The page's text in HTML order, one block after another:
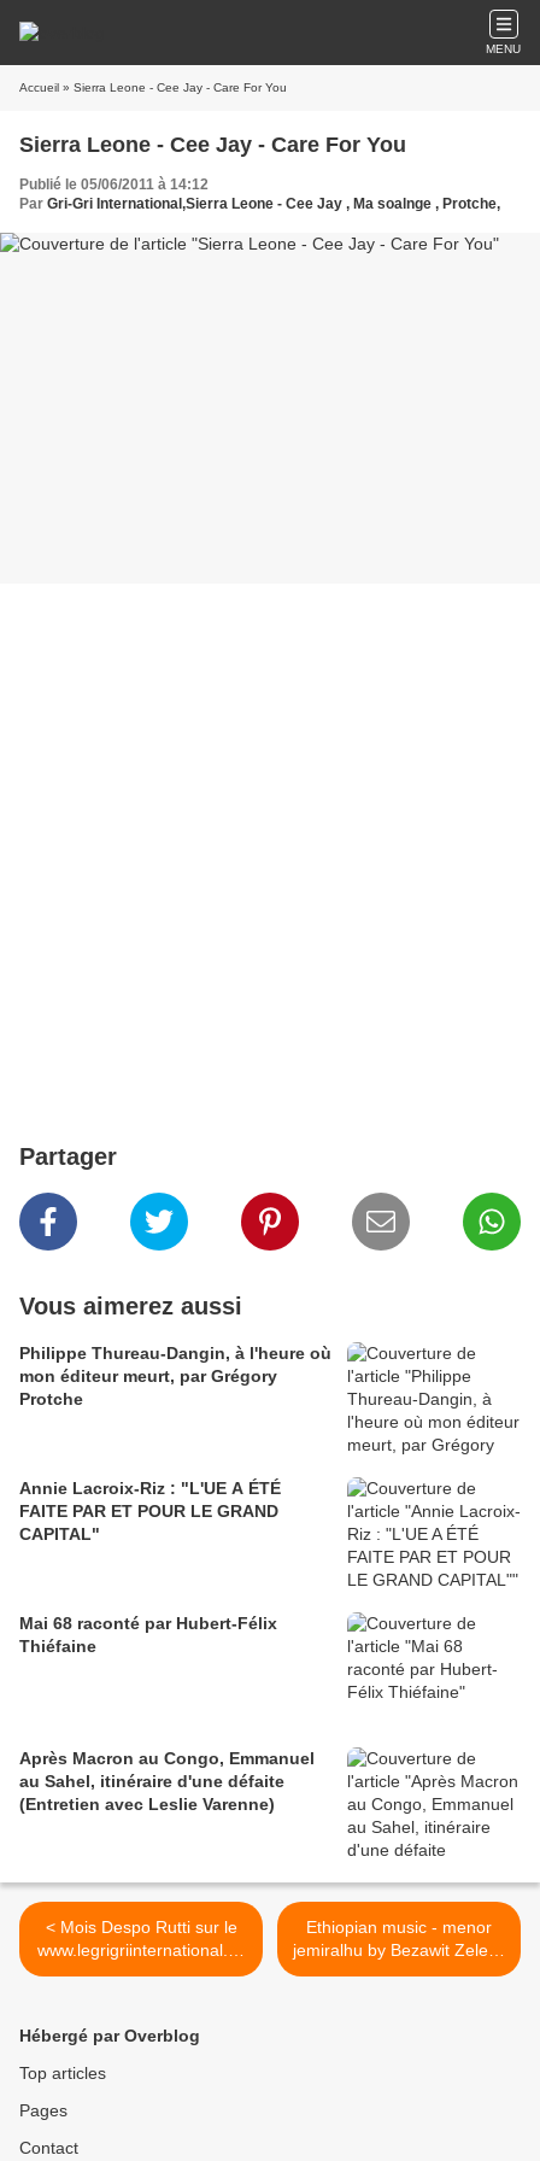
MENU
Accueil » Sierra Leone - Cee Jay - Care For You
Sierra Leone - Cee Jay - Care For You
Publié le 05/06/2011 à 14:12
Par Gri-Gri International,Sierra Leone - Cee Jay , Ma soalnge , Protche,
Partager
Vous aimerez aussi
Philippe Thureau-Dangin, à l'heure où
mon éditeur meurt, par Grégory
Protche
Annie Lacroix-Riz : "L'UE A ÉTÉ
FAITE PAR ET POUR LE GRAND
CAPITAL"
Mai 68 raconté par Hubert-Félix
Thiéfaine
Après Macron au Congo, Emmanuel
au Sahel, itinéraire d'une défaite
(Entretien avec Leslie Varenne)
< Mois Despo Rutti sur le
www.legrigriinternational.co
m - Destination finale
Ethiopian music - menor
jemiralhu by Bezawit Zeleke
>
Hébergé par Overblog
Top articles
Pages
Contact